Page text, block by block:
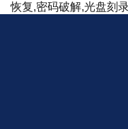
恢复,密码破解,光盘刻